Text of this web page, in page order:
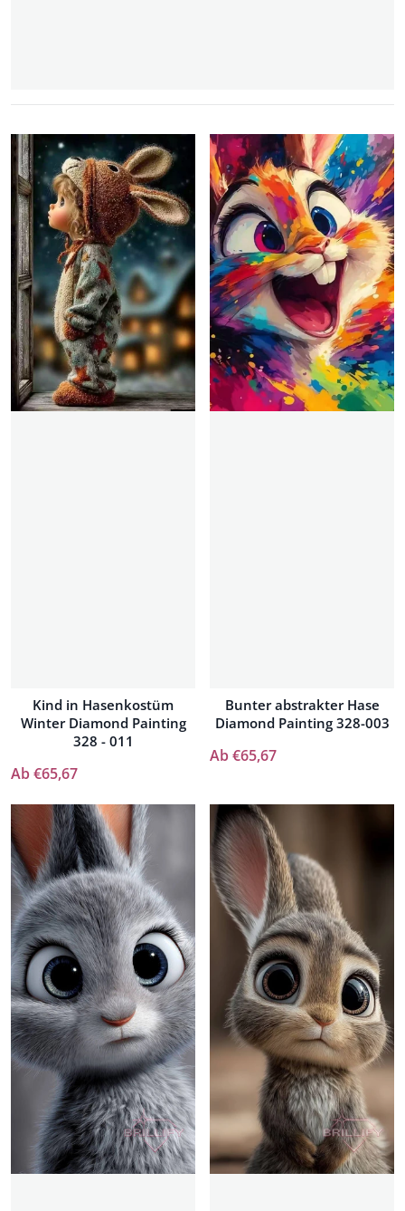
Kind in Hasenkostüm
Winter Diamond Painting
328 - 011
Ab €65,67
Bunter abstrakter Hase
Diamond Painting 328-003
Ab €65,67